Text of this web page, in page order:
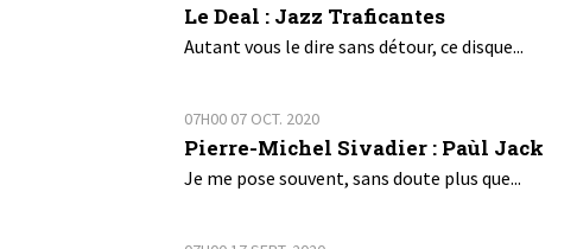
Le Deal : Jazz Traficantes
Autant vous le dire sans détour, ce disque...
07H00 07 OCT. 2020
Pierre-Michel Sivadier : Paùl Jack
Je me pose souvent, sans doute plus que...